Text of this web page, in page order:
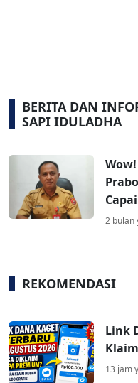
BERITA DAN
SAPI IDULADHA
2 bulan
REKOMENDASI
Link
13 jam